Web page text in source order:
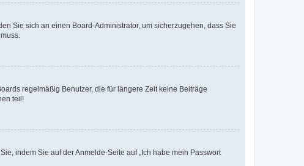
Sie sich an einen Board-Administrator, um sicherzugehen, dass Sie
regelmäßig Benutzer, die für längere Zeit keine Beiträge
teil!
indem Sie auf der Anmelde-Seite auf „Ich habe mein Passwort